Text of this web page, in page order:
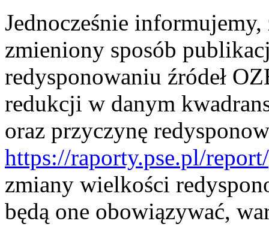
Jednocześnie informujemy,
zmieniony sposób
redysponowaniu źródeł
redukcji w danym
oraz przyczynę
https://raporty.pse.pl/
zmiany wielkości
będą one obowiązywać,